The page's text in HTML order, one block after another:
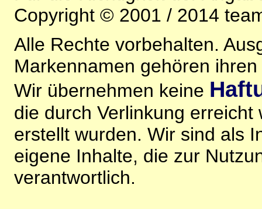
Copyright © 2001 / 2014
Alle Rechte vorbehalten.
Markennamen gehören
Wir übernehmen keine
die durch Verlinkung
erstellt wurden. Wir sind als
eigene Inhalte, die zur
verantwortlich.